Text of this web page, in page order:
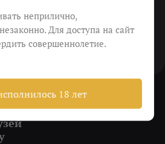
неприлично,
Для доступа на сайт
совершеннолетие.
18 лет